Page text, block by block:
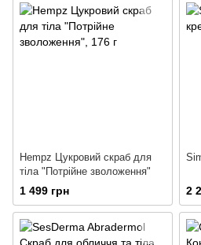
Hempz Цукровий скраб для
тіла "Потрійне зволоження"
1 499 грн 2